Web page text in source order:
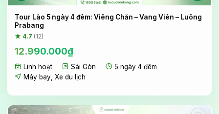
Tour Lào 5 ngày 4 đêm: Viêng Chăn – Vang Viên – Luông
Prabang
★ 4.7 (12)
12.990.000₫
Linh hoạt Sài Gòn
5 ngày 4 đêm
Máy bay, Xe du lịch